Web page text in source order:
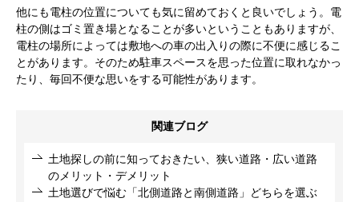
他にも電柱の位置についても気に留めておくと良いでしょう。電
柱の側はゴミ置き場となることが多いということもありますが、
電柱の場所によっては敷地への車の出入りの際に不便に感じるこ
とがあります。そのため駐車スペースを思った位置に取れなかっ
たり、毎回不便な思いをする可能性があります。
関連ブログ
土地探しの前に知っておきたい、狭い道路・広い道路
のメリット・デメリット
土地選びで悩む「北側道路と南側道路」どちらを選ぶ